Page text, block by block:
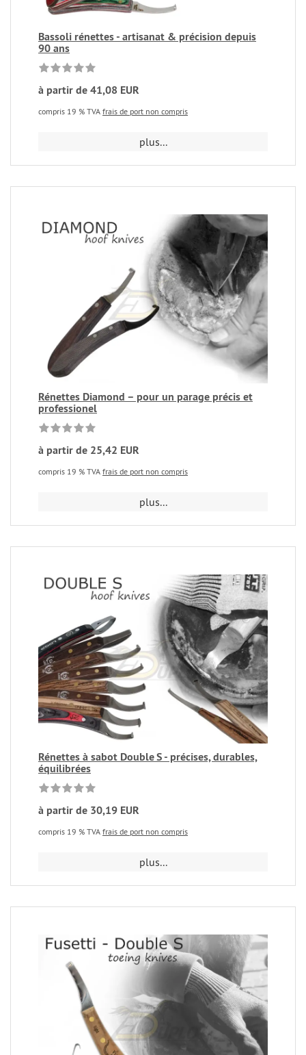
Bassoli rénettes - artisanat & précision depuis
90 ans
à partir de 41,08 EUR
compris 19 % TVA frais de port non compris
plus...
Rénettes Diamond – pour un parage précis et
professionel
à partir de 25,42 EUR
compris 19 % TVA frais de port non compris
plus...
Rénettes à sabot Double S - précises, durables,
équilibrées
à partir de 30,19 EUR
compris 19 % TVA frais de port non compris
plus...